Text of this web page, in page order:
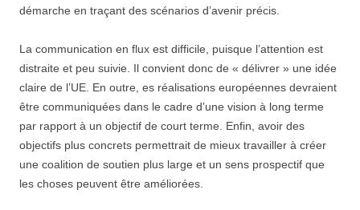
démarche en traçant des scénarios d’avenir précis.
La communication en flux est difficile, puisque l’attention est
distraite et peu suivie. Il convient donc de « délivrer » une idée
claire de l’UE. En outre, es réalisations européennes devraient
être communiquées dans le cadre d’une vision à long terme
par rapport à un objectif de court terme. Enfin, avoir des
objectifs plus concrets permettrait de mieux travailler à créer
une coalition de soutien plus large et un sens prospectif que
les choses peuvent être améliorées.